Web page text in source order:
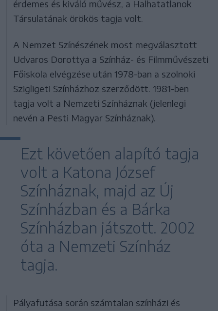
érdemes és kiváló művész, a Halhatatlanok
Társulatának örökös tagja volt.
A Nemzet Színészének most megválasztott
Udvaros Dorottya a Színház- és Filmművészeti
Főiskola elvégzése után 1978-ban a szolnoki
Szigligeti Színházhoz szerződött. 1981-ben
tagja volt a Nemzeti Színháznak (jelenlegi
nevén a Pesti Magyar Színháznak).
Ezt követően alapító tagja
volt a Katona József
Színháznak, majd az Új
Színházban és a Bárka
Színházban játszott. 2002
óta a Nemzeti Színház
tagja.
Pályafutása során számtalan színházi és